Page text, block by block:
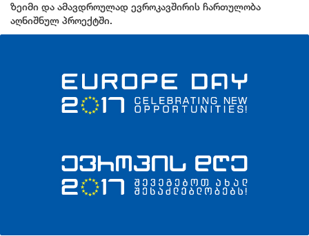
ზეიმი და ამავდროულად ევროკავშირის ჩართულობა
აღნიშნულ პროექტში.